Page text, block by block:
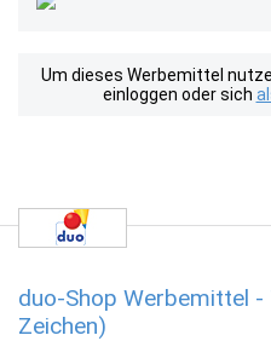
Um dieses Werbemittel
einloggen oder sich
duo-Shop Werbemittel
Zeichen)